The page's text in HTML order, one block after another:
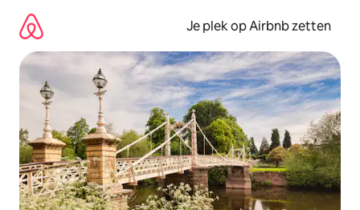
direct
naar
inhoud
Je plek op Airbnb zetten